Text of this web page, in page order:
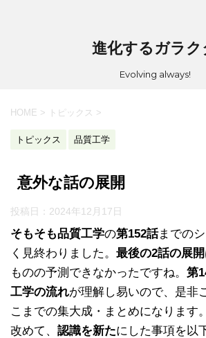
進化するガラク
Evolving always!
HOME > トピックス >
トピックス 品質工学
意外な話の展開
投稿日： 2024年12月17日
そもそも品質工学の第152話までの
く見終わりました。 最後の2話の展開
ものの予測できなかったですね。 第
工学の流れが理解し易いので、是非
こまでの集大成・まとめになります
改めて、 認識を新たにした事項を以